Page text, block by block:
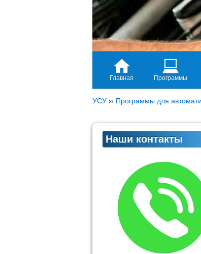
Главная Программы
УСУ ›› Программы для
Наши контакты